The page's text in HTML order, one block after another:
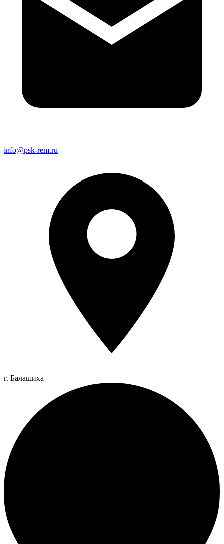
info@psk-rem.ru
г. Балашиха